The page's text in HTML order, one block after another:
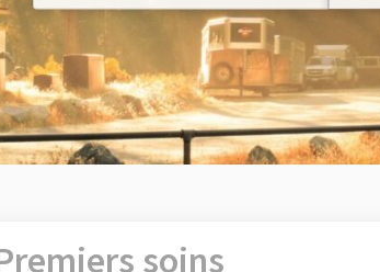
soins